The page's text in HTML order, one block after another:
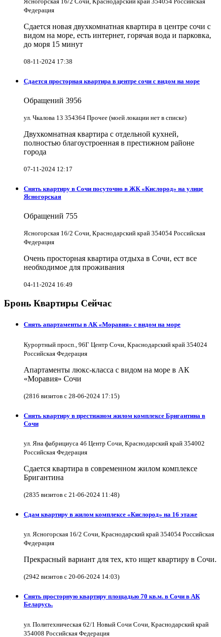
Федерация
Сдается новая двухкомнатная квартира в центре сочи с
видом на море, есть интернет, горячая вода и парковка,
до моря 15 минут
08-11-2024 17:38
Сдается просторная квартира в центре сочи с видом на море
Обращений 3956
ул. Чкалова 13 354364 Прочее (моей локации нет в списке)
Двухкомнатная квартира с отдельной кухней,
полностью благоустроенная в престижном районе
города
07-11-2024 12:17
Снять квартиру в Cочи посуточно в ЖК «Кислород» на улице
Ясногорская
Обращений 755
Ясногорская 16/2 Сочи, Краснодарский край 354054 Российская
Федерация
Очень просторная квартира отдыха в Сочи, ест все
необходимое для проживания
04-11-2024 16:49
Бронь Квартиры Сейчас
Снять апартаменты в АК «Моравия» с видом на море
Курортный просп., 96Г Центр Сочи, Краснодарский край 354024
Российская Федерация
Апартаменты люкс-класса с видом на море в АК
«Моравия» Сочи
(2816 визитов с 28-06-2024 17:15)
Снять квартиру в престижном жилом комплексе Бригантина в
Сочи
ул. Яна фабрициуса 4б Центр Сочи, Краснодарский край 354002
Российская Федерация
Сдается квартира в современном жилом комплексе
Бригантина
(2835 визитов с 21-06-2024 11:48)
Сдам квартиру в жилом комплексе «Кислород» на 16 этаже
ул. Ясногорская 16/2 Сочи, Краснодарский край 354054 Российская
Федерация
Прекрасный вариант для тех, кто ищет квартиру в Сочи.
(2942 визитов с 20-06-2024 14:03)
Снять просторную квартиру площадью 70 кв.м. в Сочи в АК
Беларусь.
ул. Политехническая 62/1 Новый Сочи Сочи, Краснодарский край
354008 Российская Федерация